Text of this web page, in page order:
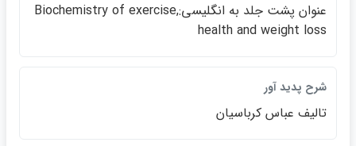
عنوان پشت جلد به انگليسي:Biochemistry of exercise,
health and weight loss
شرح پديد آور
تاليف عباس كرباسيان